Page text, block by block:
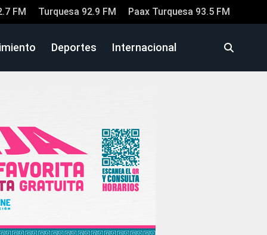
FM Turquesa 92.9 FM Paax Turquesa 93.5 FM
Deportes Internacional